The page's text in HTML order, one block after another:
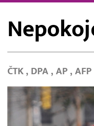
ČTK , DPA , AP , AFP